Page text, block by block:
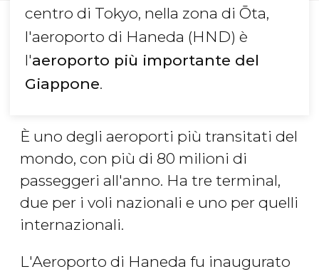
centro di Tokyo, nella zona di Ōta,
l'aeroporto di Haneda (HND) è
l'aeroporto più importante del
Giappone.
È uno degli aeroporti più transitati del
mondo, con più di 80 milioni di
passeggeri all'anno. Ha tre terminal,
due per i voli nazionali e uno per quelli
internazionali.
L'Aeroporto di Haneda fu inaugurato